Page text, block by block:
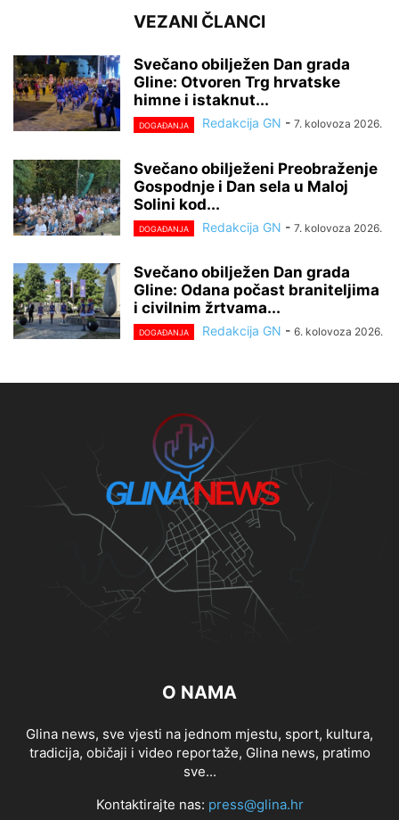
VEZANI ČLANCI
Svečano obilježen Dan grada
Gline: Otvoren Trg hrvatske
himne i istaknut...
DOGAĐANJA Redakcija GN - 7. kolovoza 2026.
Svečano obilježeni Preobraženje
Gospodnje i Dan sela u Maloj
Solini kod...
DOGAĐANJA Redakcija GN - 7. kolovoza 2026.
Svečano obilježen Dan grada
Gline: Odana počast braniteljima
i civilnim žrtvama...
DOGAĐANJA Redakcija GN - 6. kolovoza 2026.
O NAMA
Glina news, sve vjesti na jednom mjestu, sport, kultura,
tradicija, običaji i video reportaže, Glina news, pratimo
sve...
Kontaktirajte nas: press@glina.hr